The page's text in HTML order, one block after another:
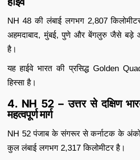
NH 48 की लंबाई लगभग 2,807
अहमदाबाद, मुंबई, पुणे और बेंगलुरु जैसे बड़े
है।
यह हाईवे भारत की प्रसिद्ध Golden
हिस्सा है।
4. NH 52 – उत्तर से दक्षिण
महत्वपूर्ण मार्ग
NH 52 पंजाब के संगरूर से कर्नाटक के
कुल लंबाई लगभग 2,317 किलोमीटर है।